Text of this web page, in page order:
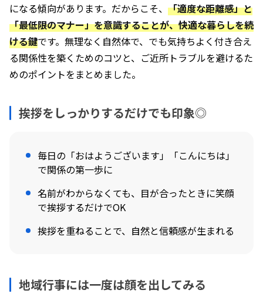
になる傾向があります。だからこそ、 「適度な距離感」と
「最低限のマナー」を意識することが、快適な暮らしを続
ける鍵です。無理なく自然体で、でも気持ちよく付き合え
る関係性を築くためのコツと、ご近所トラブルを避けるた
めのポイントをまとめました。
挨拶をしっかりするだけでも印象◎
毎日の「おはようございます」「こんにちは」
で関係の第一歩に
名前がわからなくても、目が合ったときに笑顔
で挨拶するだけでOK
挨拶を重ねることで、自然と信頼感が生まれる
地域行事には一度は顔を出してみる